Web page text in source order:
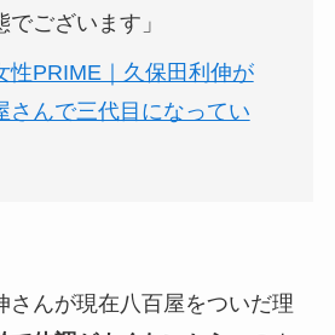
ございます」
性PRIME｜久保田利伸が
さんで三代目になってい
さんが現在八百屋をついだ理